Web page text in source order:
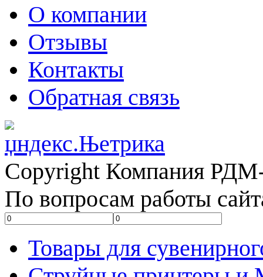
О компании
Отзывы
Контакты
Обратная связь
Copyright Компания
По вопросам работы
Товары для